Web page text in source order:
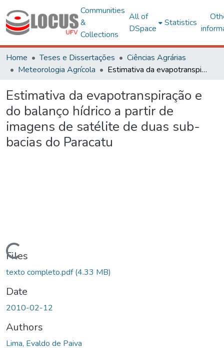
Communities
&
Collections
All of
DSpace
Statistics
Home Teses e Dissertações
Ciências Agrárias
Meteorologia Agrícola
Estimativa da evapotranspiração e do balanço hídrico a partir de imagens de satélite de duas sub-bacias do Paracatu
Estimativa da evapotranspiração e
do balanço hídrico a partir de
imagens de satélite de duas sub-
bacias do Paracatu
Files
texto completo.pdf(4.33 MB)
Date
2010-02-12
Authors
Lima, Evaldo de Paiva